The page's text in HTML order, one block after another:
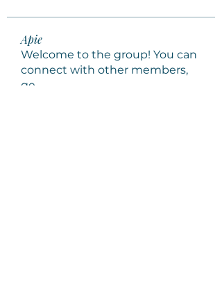
Apie
Welcome to the group! You can
connect with other members,
ge